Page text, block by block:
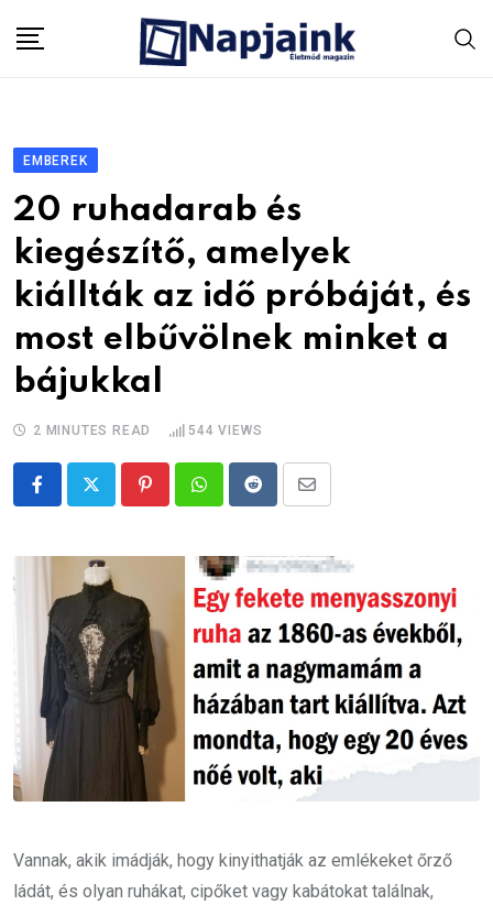
EMBEREK
20 ruhadarab és
kiegészítő, amelyek
kiállták az idő próbáját, és
most elbűvölnek minket a
bájukkal
2 MINUTES READ 544 VIEWS
PinterestWhatsappRedditShare
Email
Vannak, akik imádják, hogy kinyithatják az emlékeket őrző
ládát, és olyan ruhákat, cipőket vagy kabátokat találnak,